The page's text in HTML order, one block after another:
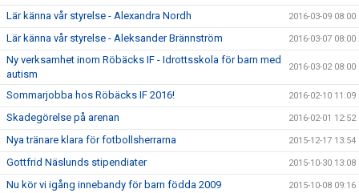
Lär känna vår styrelse - Alexandra Nordh 2016-03-09 08:00
Lär känna vår styrelse - Aleksander Brännström 2016-03-07 08:00
Ny verksamhet inom Röbäcks IF - Idrottsskola för barn med
autism
2016-03-02 08:00
Sommarjobba hos Röbäcks IF 2016! 2016-02-10 11:09
Skadegörelse på arenan 2016-02-01 12:52
Nya tränare klara för fotbollsherrarna 2015-12-17 13:54
Gottfrid Näslunds stipendiater 2015-10-30 13:08
Nu kör vi igång innebandy för barn födda 2009 2015-10-08 09:16